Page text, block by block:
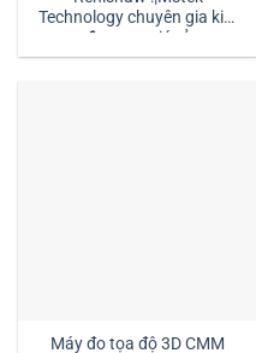
Technology chuyên gia kim
đo cmm giá rẻ
Máy đo tọa độ 3D CMM